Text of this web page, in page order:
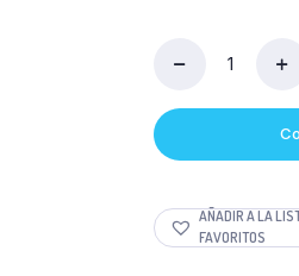
LAMBRUSCO
ROSADO
750
PICCINIAÑADIR A LA
FAVORITOS